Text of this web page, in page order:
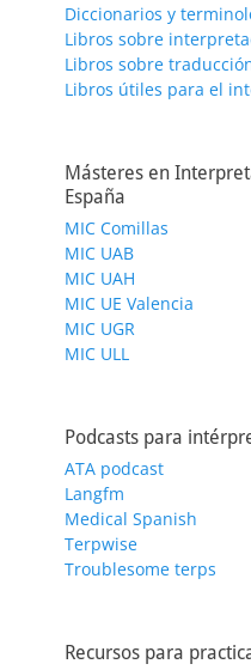
Diccionarios y
Libros sobre
Libros sobre
Libros útiles para el
Másteres en
España
MIC Comillas
MIC UAB
MIC UAH
MIC UE Valencia
MIC UGR
MIC ULL
Podcasts para
ATA podcast
Langfm
Medical Spanish
Terpwise
Troublesome terps
Recursos para